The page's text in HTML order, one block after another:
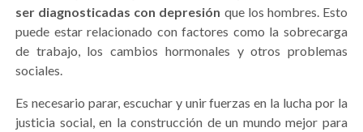
ser diagnosticadas con depresión que los hombres. Esto
puede estar relacionado con factores como la sobrecarga
de trabajo, los cambios hormonales y otros problemas
sociales.
Es necesario parar, escuchar y unir fuerzas en la lucha por la
justicia social, en la construcción de un mundo mejor para